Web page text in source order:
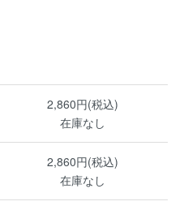
2,860円(税込)
在庫なし
2,860円(税込)
在庫なし